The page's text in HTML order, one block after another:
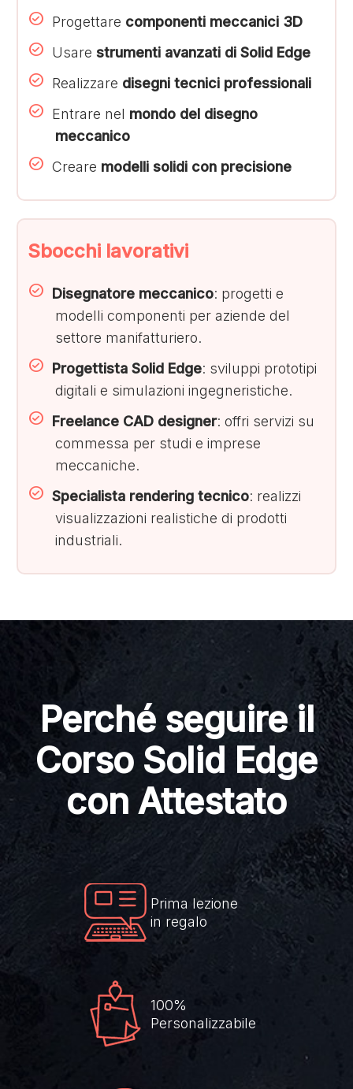
Progettare componenti meccanici 3D
Usare strumenti avanzati di Solid Edge
Realizzare disegni tecnici professionali
Entrare nel mondo del disegno
meccanico
Creare modelli solidi con precisione
Sbocchi lavorativi
Disegnatore meccanico: progetti e
modelli componenti per aziende del
settore manifatturiero.
Progettista Solid Edge: sviluppi prototipi
digitali e simulazioni ingegneristiche.
Freelance CAD designer: offri servizi su
commessa per studi e imprese
meccaniche.
Specialista rendering tecnico: realizzi
visualizzazioni realistiche di prodotti
industriali.
Perché seguire il
Corso Solid Edge
con Attestato
Prima lezione
in regalo
100%
Personalizzabile